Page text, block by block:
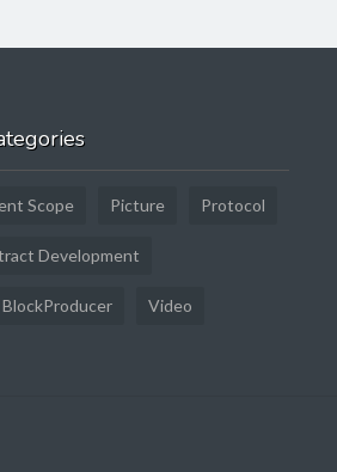
Scope Picture Protocol
Development
Video